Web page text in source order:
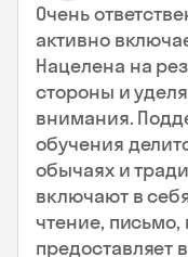
Очень
активно
Нацелена на
стороны и
внимания.
обучения
обычаях и
включают в
чтение, письмо,
предоставляет